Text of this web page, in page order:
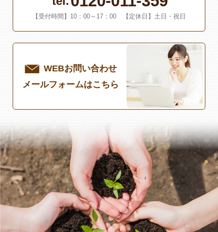
【受付時間】10：00～17：00 【定休日】土日・祝日
WEBお問い合わせ
メールフォームはこちら